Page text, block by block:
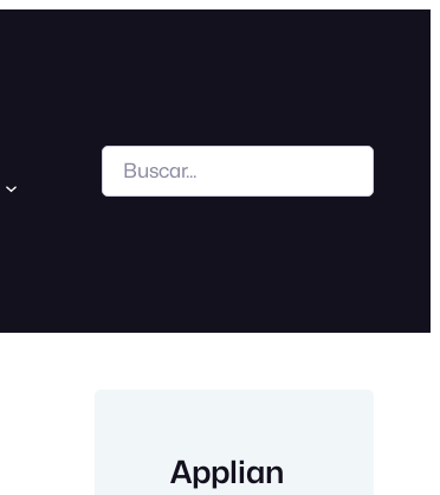
Search
Applian